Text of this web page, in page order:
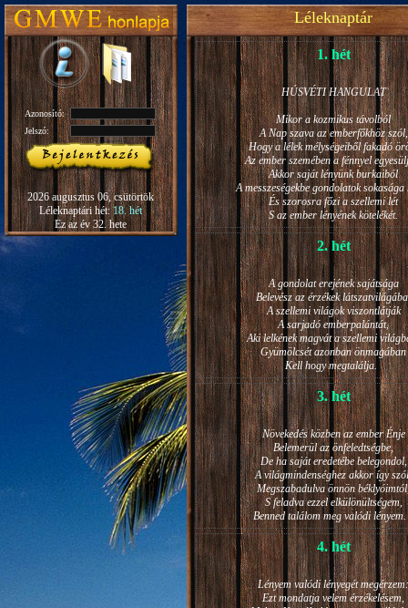
Azonosító:
Jelszó:
2026 augusztus 06, csütörtök
Léleknaptári hét:18. hét
Ez az év 32. hete
Léleknaptár
1. hét
HÚSVÉTI HANGULAT
Mikor a kozmikus távolból
A Nap szava az emberfőkhöz szól,
Hogy a lélek mélységeiből fakadó
Az ember szemében a fénnyel
Akkor saját lényünk burkaiból
A messzeségekbe gondolatok sokasága
És szorosra főzi a szellemi lét
S az ember lényének kötelékét.
2. hét
A gondolat erejének sajátsága
Belevész az érzékek
A szellemi világok viszontlátják
A sarjadó emberpalántát,
Aki lelkének magvát a szellemi
Gyümölcsét azonban önmagában
Kell hogy megtalálja.
3. hét
Növekedés közben az ember Énje
Belemerül az önfeledtségbe,
De ha saját eredetébe belegondol,
A világmindenséghez akkor így
Megszabadulva önnön
S feladva ezzel elkülönültségem,
Benned találom meg valódi
4. hét
Lényem valódi lényegét megérzem:
Ezt mondatja velem érzékelésem,